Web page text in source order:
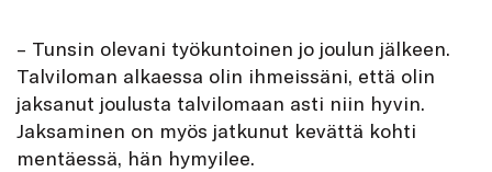
– Tunsin olevani työkuntoinen jo joulun jälkeen.
Talviloman alkaessa olin ihmeissäni, että olin
jaksanut joulusta talvilomaan asti niin hyvin.
Jaksaminen on myös jatkunut kevättä kohti
mentäessä, hän hymyilee.